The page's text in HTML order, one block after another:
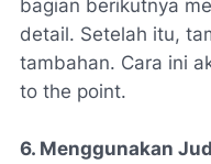
bagian berikutnya
detail. Setelah itu,
tambahan. Cara ini
to the point.
6. Menggunakan